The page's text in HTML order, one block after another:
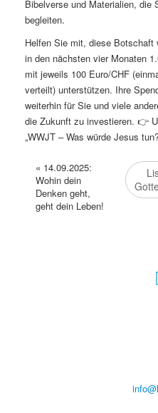
Bibelverse und Materialien, die
begleiten.
Helfen Sie mit, diese
in den nächsten vier Monaten
mit jeweils 100 Euro/CHF
verteilt) unterstützen. Ihre
weiterhin für Sie und viele
die Zukunft zu investieren. 👉
„WWJT – Was würde Jesus
« 14.09.2025:
Wohin dein
Denken geht,
geht dein Leben!